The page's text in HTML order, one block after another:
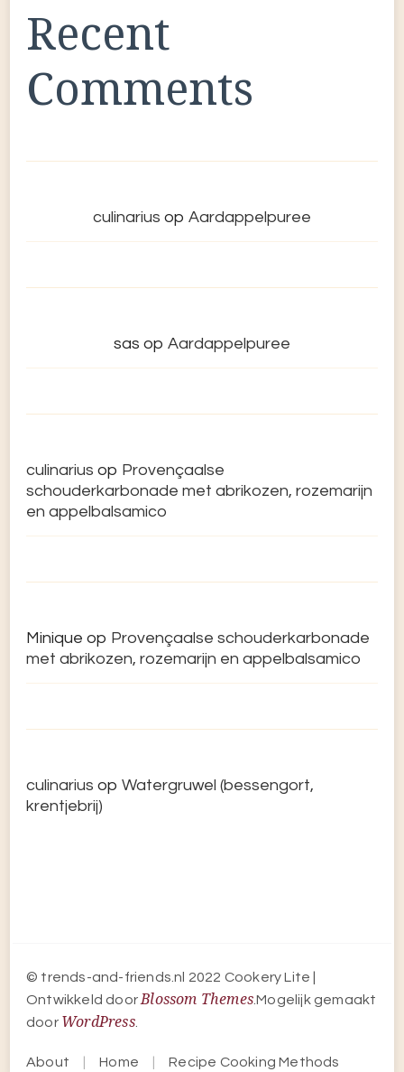
Recent
Comments
culinarius op Aardappelpuree
sas op Aardappelpuree
culinarius op Provençaalse
schouderkarbonade met abrikozen, rozemarijn
en appelbalsamico
Minique op Provençaalse schouderkarbonade
met abrikozen, rozemarijn en appelbalsamico
culinarius op Watergruwel (bessengort,
krentjebrij)
© trends-and-friends.nl 2022 Cookery Lite |
Ontwikkeld door Blossom Themes.Mogelijk gemaakt
door WordPress.
About Home Recipe Cooking Methods